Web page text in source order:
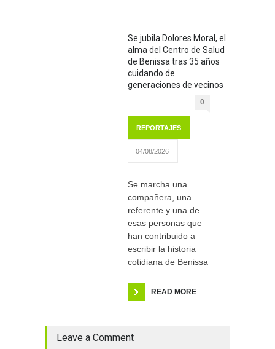
Se jubila Dolores Moral, el
alma del Centro de Salud
de Benissa tras 35 años
cuidando de
generaciones de vecinos
0
REPORTAJES
04/08/2026
Se marcha una
compañera, una
referente y una de
esas personas que
han contribuido a
escribir la historia
cotidiana de Benissa
READ MORE
Leave a Comment